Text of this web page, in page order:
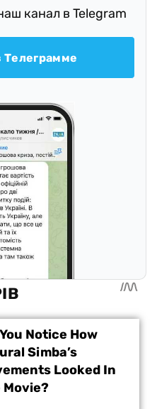
канал в Telegram
Телеграмме